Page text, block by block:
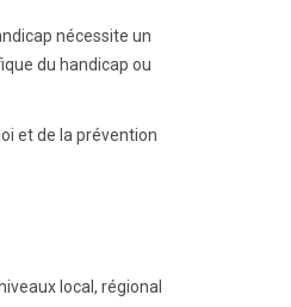
nécessite un
du handicap ou
et de la prévention
local, régional